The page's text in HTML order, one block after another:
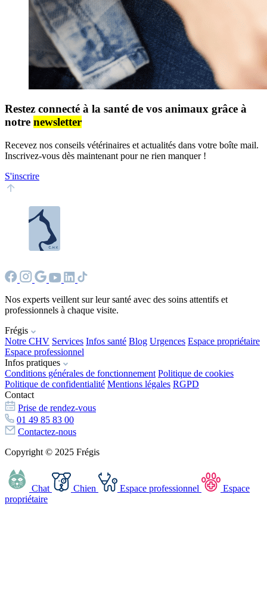
Restez connecté à la santé de vos animaux grâce à
notre newsletter
Recevez nos conseils vétérinaires et actualités dans votre boîte mail.
Inscrivez-vous dès maintenant pour ne rien manquer !
S'inscrire
Nos experts veillent sur leur santé avec des soins attentifs et
professionnels à chaque visite.
Frégis
Notre CHV Services Infos santé Blog Urgences Espace propriétaire
Espace professionnel
Infos pratiques
Conditions générales de fonctionnement Politique de cookies
Politique de confidentialité Mentions légales RGPD
Contact
Prise de rendez-vous
01 49 85 83 00
Contactez-nous
Copyright © 2025 Frégis
Chat Chien Espace professionnel
Espace
propriétaire